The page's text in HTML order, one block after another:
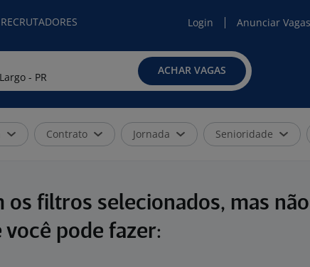
RECRUTADORES Login Anunciar Vagas
ACHAR VAGAS
Contrato Jornada Senioridade
os filtros selecionados, mas
pode fazer: